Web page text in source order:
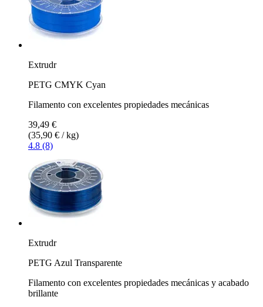
Extrudr
PETG CMYK Cyan
Filamento con excelentes propiedades mecánicas
39,49 €
(35,90 € / kg)
4.8 (8)
Extrudr
PETG Azul Transparente
Filamento con excelentes propiedades mecánicas y acabado
brillante